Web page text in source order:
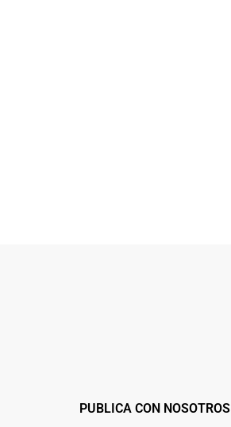
PUBLICA CON NOSOTROS